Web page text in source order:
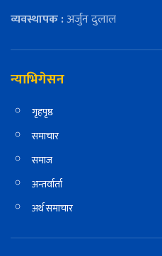
व्यवस्थापक :अर्जुन दुलाल
न्याभिगेसन
गृहपृष्ठ
समाचार
समाज
अन्तर्वार्ता
अर्थ समाचार